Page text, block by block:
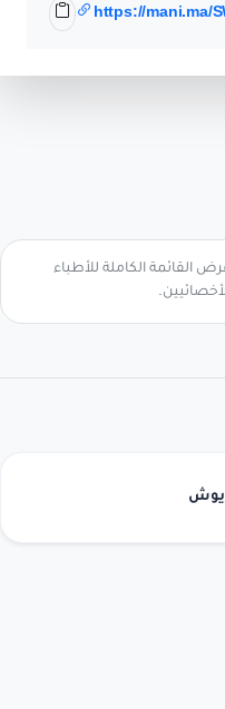
https://mani.ma/
القائمة الكاملة للأطباء